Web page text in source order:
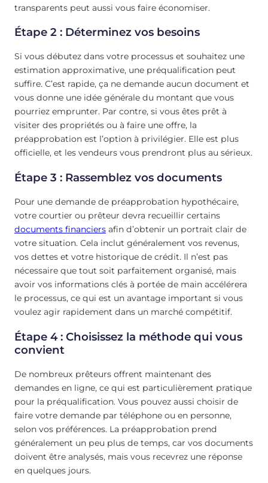
transparents peut aussi vous faire économiser.
Étape 2 : Déterminez vos besoins
Si vous débutez dans votre processus et souhaitez une
estimation approximative, une préqualification peut
suffire. C’est rapide, ça ne demande aucun document et
vous donne une idée générale du montant que vous
pourriez emprunter. Par contre, si vous êtes prêt à
visiter des propriétés ou à faire une offre, la
préapprobation est l’option à privilégier. Elle est plus
officielle, et les vendeurs vous prendront plus au sérieux.
Étape 3 : Rassemblez vos documents
Pour une demande de préapprobation hypothécaire,
votre courtier ou prêteur devra recueillir certains
documents financiers afin d’obtenir un portrait clair de
votre situation. Cela inclut généralement vos revenus,
vos dettes et votre historique de crédit. Il n’est pas
nécessaire que tout soit parfaitement organisé, mais
avoir vos informations clés à portée de main accélérera
le processus, ce qui est un avantage important si vous
voulez agir rapidement dans un marché compétitif.
Étape 4 : Choisissez la méthode qui vous
convient
De nombreux prêteurs offrent maintenant des
demandes en ligne, ce qui est particulièrement pratique
pour la préqualification. Vous pouvez aussi choisir de
faire votre demande par téléphone ou en personne,
selon vos préférences. La préapprobation prend
généralement un peu plus de temps, car vos documents
doivent être analysés, mais vous recevrez une réponse
en quelques jours.